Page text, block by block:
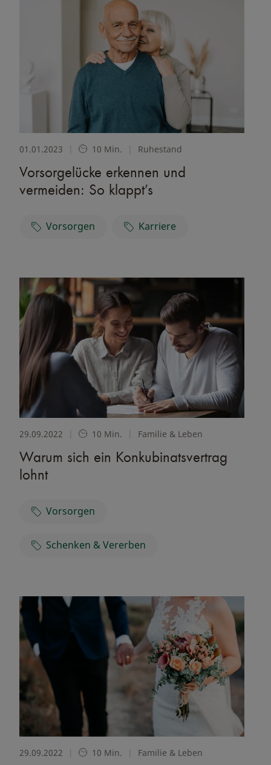
01.01.2023 | 10 Min. | Ruhestand
Vorsorgelücke erkennen und
vermeiden: So klappt’s
Vorsorgen Karriere
29.09.2022 | 10 Min. | Familie & Leben
Warum sich ein Konkubinatsvertrag
lohnt
Vorsorgen
Schenken & Vererben
29.09.2022 10 Min. Familie & Leben